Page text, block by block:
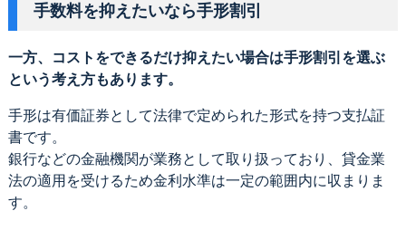
手数料を抑えたいなら手形割引
一方、コストをできるだけ抑えたい場合は手形割引を選ぶ
という考え方もあります。
手形は有価証券として法律で定められた形式を持つ支払証
書です。
銀行などの金融機関が業務として取り扱っており、貸金業
法の適用を受けるため金利水準は一定の範囲内に収まりま
す。